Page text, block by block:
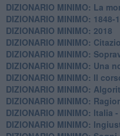
DIZIONARIO MINIMO: La
DIZIONARIO MINIMO: 1848-
DIZIONARIO MINIMO: 2018
DIZIONARIO MINIMO:
DIZIONARIO MINIMO:
DIZIONARIO MINIMO: ​Una
DIZIONARIO MINIMO: Il
DIZIONARIO MINIMO:
DIZIONARIO MINIMO:
DIZIONARIO MINIMO: Italia
DIZIONARIO MINIMO: